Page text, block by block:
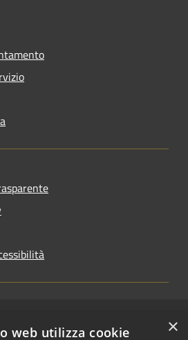
Copyright © 2026 • Comune di×
web utilizza cookie